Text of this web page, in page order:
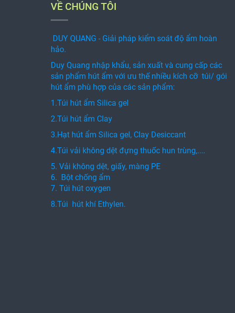
VỀ CHÚNG TÔI
DUY QUANG - Giải pháp kiểm soát độ ẩm hoàn
hảo.
Duy Quang nhập khẩu, sản xuất và cung cấp các
sản phẩm hút ẩm với ưu thế nhiều kích cỡ túi/ gói
hút ẩm phù hợp của các sản phẩm:
1.Túi hút ẩm Silica gel
2.Túi hút ẩm Clay
3.Hạt hút ẩm Silica gel, Clay Desiccant
4.Túi vải không dệt đựng thuốc hun trùng,....
5. Vải không dệt, giấy, màng PE
6. Bột chống ẩm
7. Túi hút oxygen
8.Túi hút khí Ethylen.